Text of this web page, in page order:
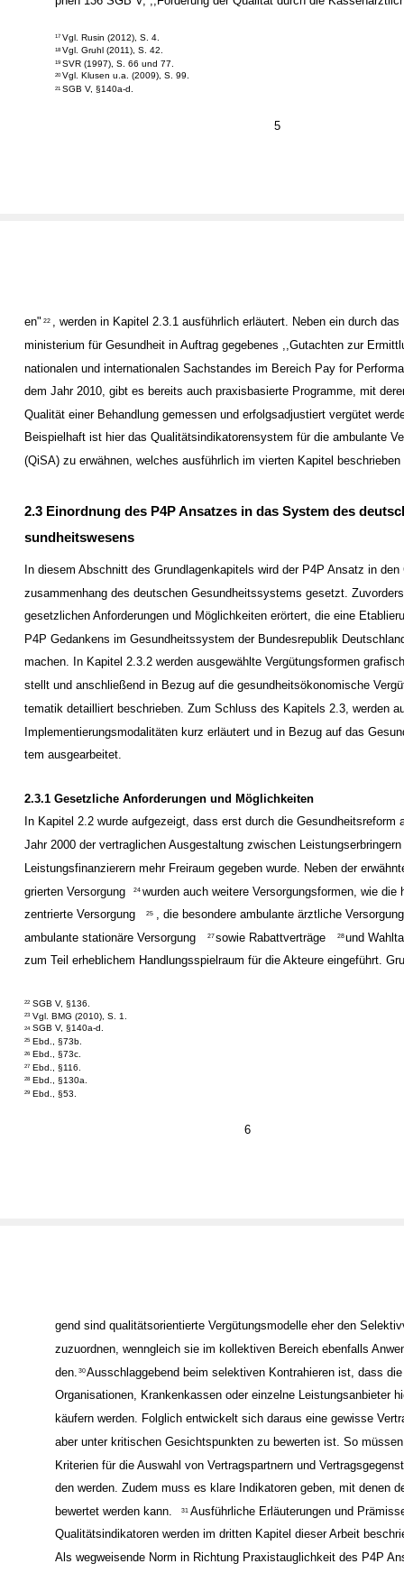
5
17 Vgl. Rusin (2012), S. 4.
18 Vgl. Gruhl (2011), S. 42.
19 SVR (1997), S. 66 und 77.
20 Vgl. Klusen u.a. (2009), S. 99.
21 SGB V, §140a-d.
6
en" 22
, werden in Kapitel 2.3.1 ausführlich erläutert. Neben ein durch das
ministerium für Gesundheit in Auftrag gegebenes ,,Gutachten zur
nationalen und internationalen Sachstandes im Bereich Pay for
dem Jahr 2010, gibt es bereits auch praxisbasierte Programme, mit
Qualität einer Behandlung gemessen und erfolgsadjustiert vergütet
Beispielhaft ist hier das Qualitätsindikatorensystem für die ambulante
(QiSA) zu erwähnen, welches ausführlich im vierten Kapitel beschrieben
2.3 Einordnung des P4P Ansatzes in das System des
sundheitswesens
In diesem Abschnitt des Grundlagenkapitels wird der P4P Ansatz in den
zusammenhang des deutschen Gesundheitssystems gesetzt.
gesetzlichen Anforderungen und Möglichkeiten erörtert, die eine
P4P Gedankens im Gesundheitssystem der Bundesrepublik
machen. In Kapitel 2.3.2 werden ausgewählte Vergütungsformen
stellt und anschließend in Bezug auf die gesundheitsökonomische
tematik detailliert beschrieben. Zum Schluss des Kapitels 2.3, werden
Implementierungsmodalitäten kurz erläutert und in Bezug auf das
tem ausgearbeitet.
2.3.1 Gesetzliche Anforderungen und Möglichkeiten
In Kapitel 2.2 wurde aufgezeigt, dass erst durch die Gesundheitsreform
Jahr 2000 der vertraglichen Ausgestaltung zwischen Leistungserbringern
Leistungsfinanzierern mehr Freiraum gegeben wurde. Neben der
grierten Versorgung
24 wurden auch weitere Versorgungsformen, wie die
zentrierte Versorgung
25
, die besondere ambulante ärztliche Versorgung
ambulante stationäre Versorgung
27sowie Rabattverträge 28und
zum Teil erheblichem Handlungsspielraum für die Akteure eingeführt.
22 SGB V, §136.
23 Vgl. BMG (2010), S. 1.
24 SGB V, §140a-d.
25 Ebd., §73b.
26 Ebd., §73c.
27 Ebd., §116.
28 Ebd., §130a.
29 Ebd., §53.
gend sind qualitätsorientierte Vergütungsmodelle eher den
zuzuordnen, wenngleich sie im kollektiven Bereich ebenfalls
den. 30Ausschlaggebend beim selektiven Kontrahieren ist, dass
Organisationen, Krankenkassen oder einzelne Leistungsanbieter
käufern werden. Folglich entwickelt sich daraus eine gewisse
aber unter kritischen Gesichtspunkten zu bewerten ist. So
Kriterien für die Auswahl von Vertragspartnern und
den werden. Zudem muss es klare Indikatoren geben, mit denen
bewertet werden kann.
31 Ausführliche Erläuterungen und
Qualitätsindikatoren werden im dritten Kapitel dieser Arbeit
Als wegweisende Norm in Richtung Praxistauglichkeit des P4P